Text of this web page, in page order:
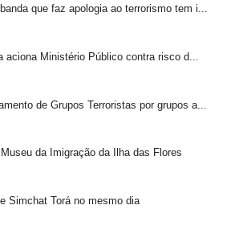
que faz apologia ao terrorismo tem i...
aciona Ministério Público contra risco d...
de Grupos Terroristas por grupos a...
da Imigração da Ilha das Flores
Simchat Torá no mesmo dia